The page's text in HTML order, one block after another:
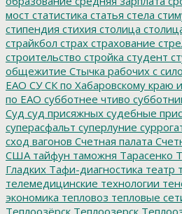
мост статистика статья стела
стипендия стихия столица
страйкбол страх страхование
строительство стройка студент
общежитие Стычка рабочих с
ЕАО СУ СК по Хабаровскому краю
по ЕАО субботнее чтиво
Суд суд присяжных судебные
суперасфальт суперлуние
сход вагонов Счетная палата
США тайфун таможня Тарасенко
Гладких Тафи-диагностика театр
телемедицинские технологии
экономика тепловоз тепловые
Теплоозёрск Теплоозерск